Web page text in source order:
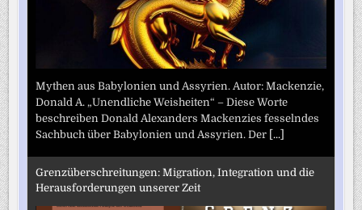
Mythen aus Babylonien und Assyrien. Autor: Mackenzie,
Donald A. „Unendliche Weisheiten“ – Diese Worte
beschreiben Donald Alexanders Mackenzies fesselndes
Sachbuch über Babylonien und Assyrien. Der [...]
Grenzüberschreitungen: Migration, Integration und die
Herausforderungen unserer Zeit